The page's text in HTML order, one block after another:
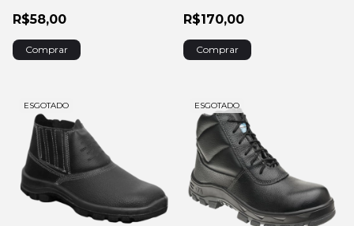
R$58,00
Comprar
R$170,00
Comprar
ESGOTADO ESGOTADO